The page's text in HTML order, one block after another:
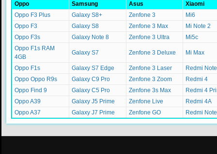
Oppo Samsung Asus
Xiaomi
Oppo F3 Plus
Galaxy S8+ Zenfone 3
Mi6
Oppo F3
Galaxy S8 Zenfone 3 Max
Mi Note 2
Oppo F3s
Galaxy Note 8 Zenfone 3 Ultra
Mi5c
Oppo F1s RAM
4GB
Galaxy S7 Zenfone 3 Deluxe Mi Max
Oppo F1s Galaxy S7 Edge Zenfone 3 Laser
Redmi
Oppo Oppo R9s
Galaxy C9 Pro Zenfone 3 Zoom
Redmi 4
Oppo Find 9
Galaxy C5 Pro Zenfone 3s Max
Redmi 4
Oppo A39
Galaxy J5 Prime Zenfone Live
Redmi 4A
Oppo A37
Galaxy J7 Prime Zenfone GO Redmi